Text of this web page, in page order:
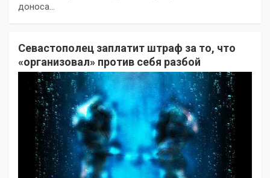
доноса…
Севастополец заплатит штраф за то, что
«организовал» против себя разбой